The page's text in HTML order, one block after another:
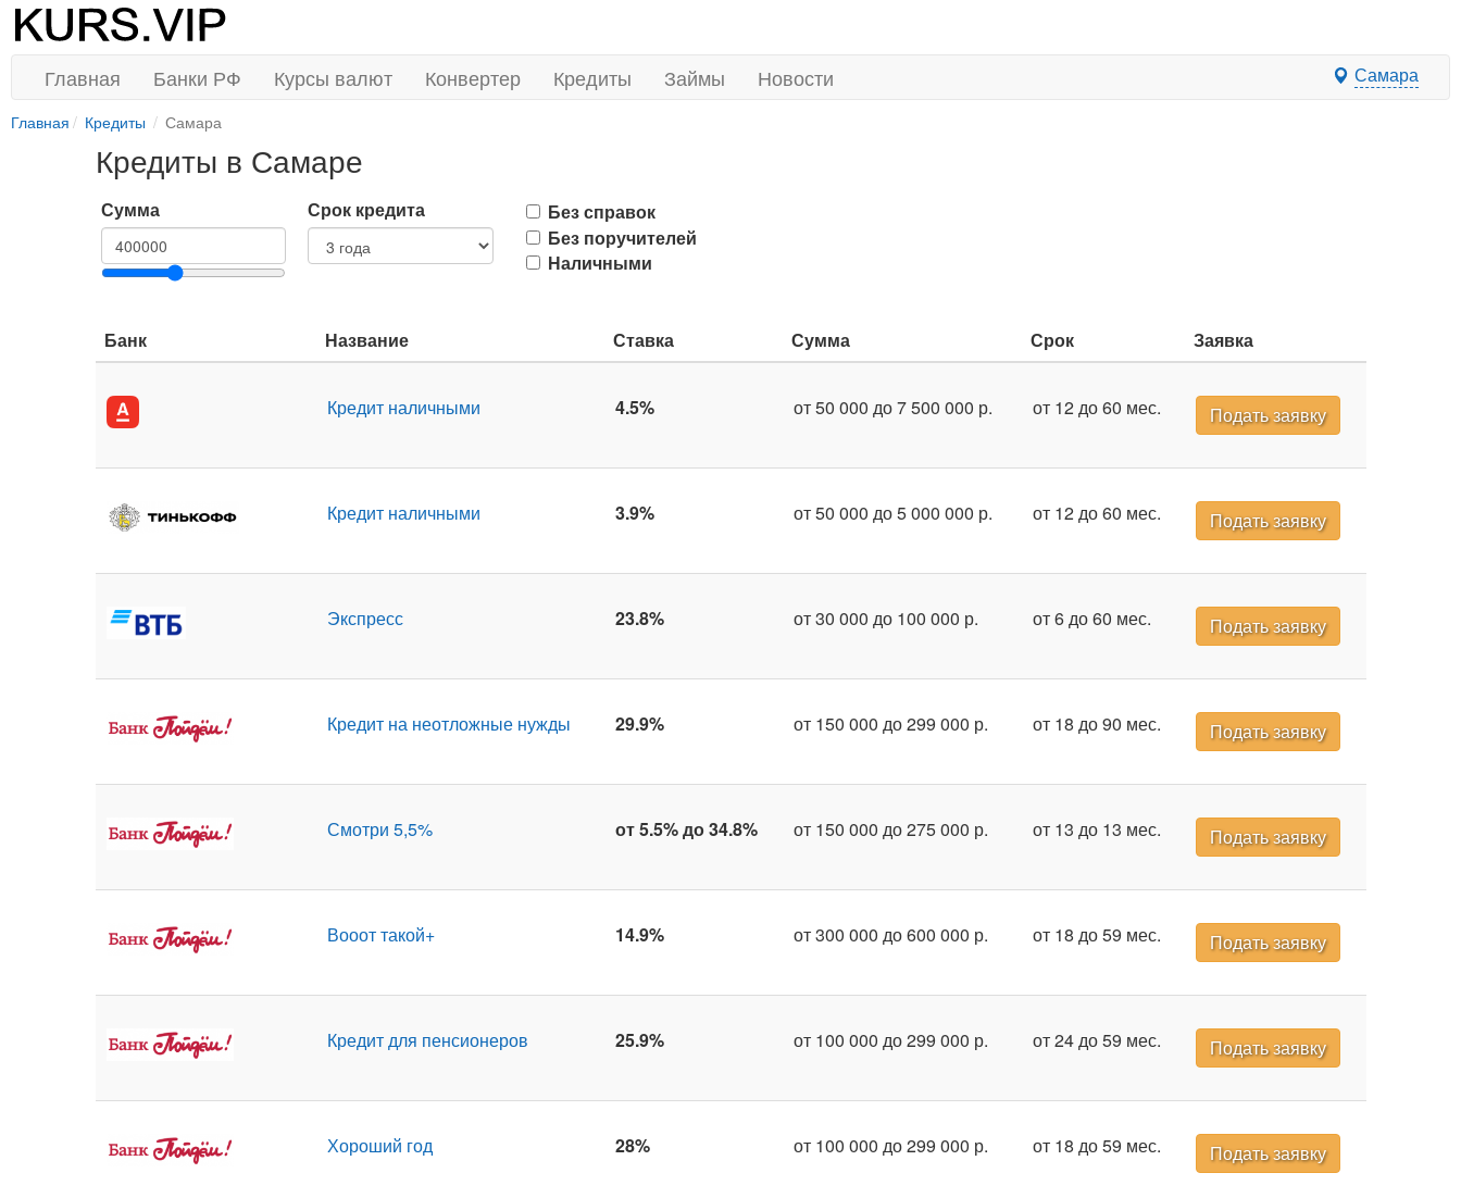
Главная Банки РФ Курсы валют Конвертер Кредиты Займы Новости Самара
Главная Кредиты Самара
Кредиты в Самаре
Сумма Срок кредита
Без справок
Без поручителей
Наличными
Банк Название Ставка Сумма Срок Заявка
Кредит наличными 4.5% от 50 000 до 7 500 000 р. от 12 до 60 мес. Подать заявку
Кредит наличными 3.9% от 50 000 до 5 000 000 р. от 12 до 60 мес. Подать заявку
Экспресс 23.8% от 30 000 до 100 000 р. от 6 до 60 мес. Подать заявку
Кредит на неотложные нужды 29.9% от 150 000 до 299 000 р. от 18 до 90 мес. Подать заявку
Смотри 5,5% от 5.5% до 34.8% от 150 000 до 275 000 р. от 13 до 13 мес. Подать заявку
Вооот такой+ 14.9% от 300 000 до 600 000 р. от 18 до 59 мес. Подать заявку
Кредит для пенсионеров 25.9% от 100 000 до 299 000 р. от 24 до 59 мес. Подать заявку
Хороший год 28% от 100 000 до 299 000 р. от 18 до 59 мес. Подать заявку